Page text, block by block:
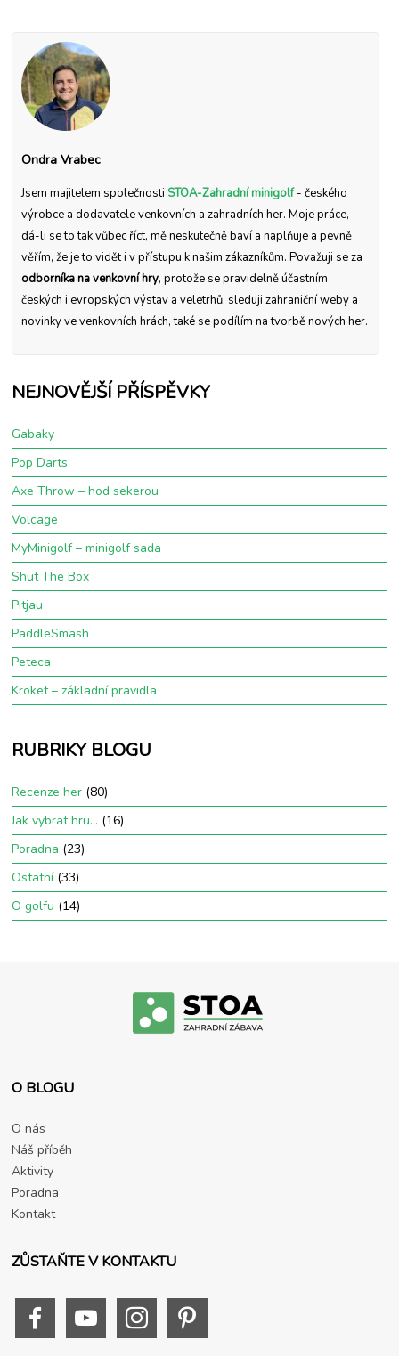
Ondra Vrabec
Jsem majitelem společnosti STOA-Zahradní minigolf- českého
výrobce a dodavatele venkovních a zahradních her. Moje práce,
dá-li se to tak vůbec říct, mě neskutečně baví a naplňuje a pevně
věřím, že je to vidět i v přístupu k našim zákazníkům. Považuji se za
odborníka na venkovní hry, protože se pravidelně účastním
českých i evropských výstav a veletrhů, sleduji zahraniční weby a
novinky ve venkovních hrách, také se podílím na tvorbě nových her.
NEJNOVĚJŠÍ PŘÍSPĚVKY
Gabaky
Pop Darts
Axe Throw – hod sekerou
Volcage
MyMinigolf – minigolf sada
Shut The Box
Pitjau
PaddleSmash
Peteca
Kroket – základní pravidla
RUBRIKY BLOGU
Recenze her (80)
Jak vybrat hru… (16)
Poradna (23)
Ostatní(33)
O golfu (14)
O BLOGU
O nás
Náš příběh
Aktivity
Poradna
Kontakt
ZŮSTAŇTE V KONTAKTU